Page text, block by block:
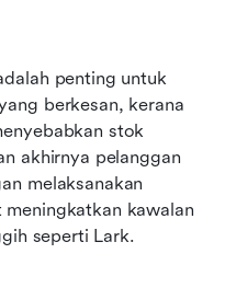
penting untuk
berkesan, kerana
stok
akhirnya pelanggan
melaksanakan
kawalan
seperti Lark.